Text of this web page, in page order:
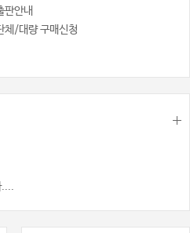
판안내
체/대량 구매신청
....